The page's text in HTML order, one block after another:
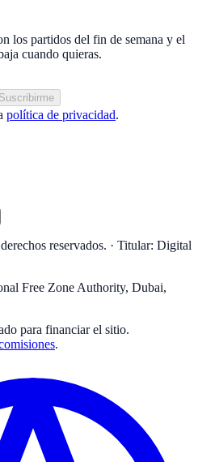
los partidos del fin de semana y el
cuando quieras.
Suscribirme
política de privacidad.
reservados. · Titular: Digital
Free Zone Authority, Dubai,
para financiar el sitio.
.